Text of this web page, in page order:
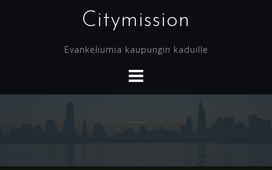
Citymission
Evankeliumia kaupungin kaduille